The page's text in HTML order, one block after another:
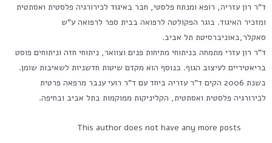
ד"ר רון עזריה, רופא ומנתח פלסטי, חבר באיגוד לכירורגיה פלסטית ואסתטית
ומזכיר האיגוד. בוגר הפקולטה לרפואה בבית ספר לרפואה ע"ש
סאקלר,באוניברסיטת תל אביב.
ד"ר רון עזרי מתמחה בניתוחי מתיחות פנים וצוואר, ניתוחי חזה וניתוחים פוסט
בריאטיריים לעיצוב הגוף. בנוסף הוא מקדם שיטות חדשניות לשאיבות שומן.
בשנת 2006 הקים ד"ר עזריה ביחד עם ד"ר רועי ענבר מרפאה פרטית
לכירורגיה פלסטית ואסתטית, הקליניקות ממוקמות בתל אביב ובחיפה.
This author does not have any more posts